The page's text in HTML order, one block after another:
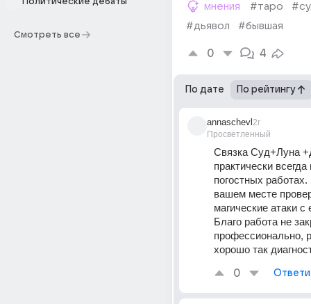
Смотреть все
мнения #таро
#дьявол
#бывшая
0 4
По дате По рейтингу
annaschevl
Просветленный
2г
Связка Суд+Луна
практически
погостных
вашем месте
магические атаки с
Благо работа не
профессионально,
хорошо так
0